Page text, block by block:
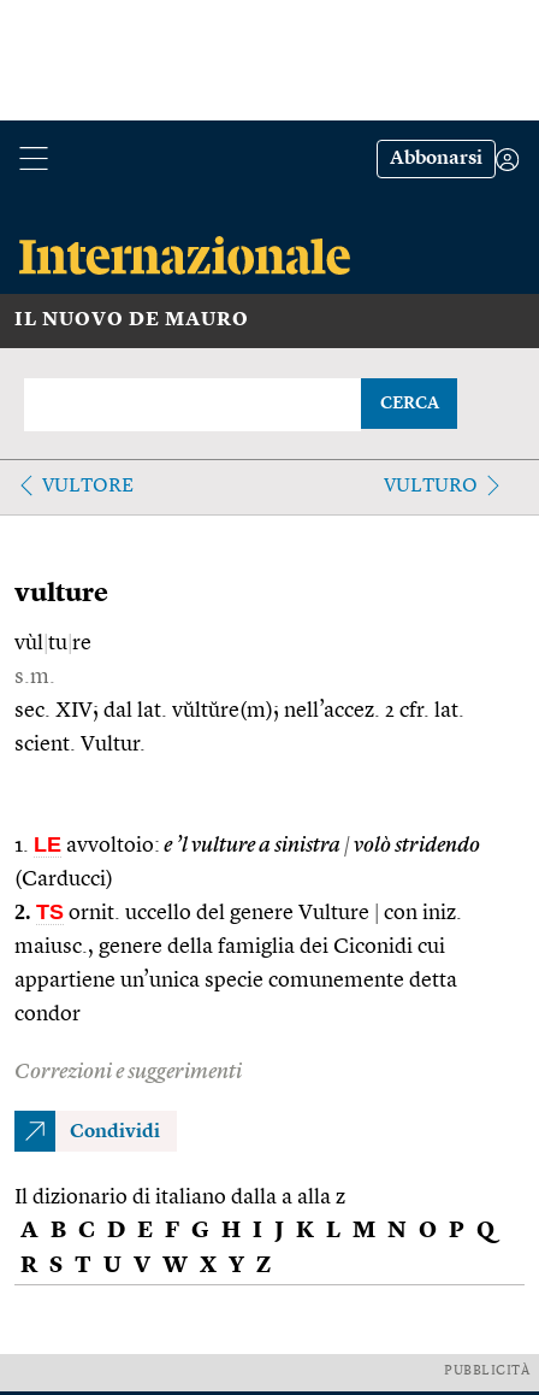
Abbonarsi
IL NUOVO DE MAURO
CERCA
VULTORE VULTURO
vulture
vùl tu re
s.m.
sec. XIV; dal lat. vŭltŭre(m); nell’accez. 2 cfr. lat.
scient. Vultur.
1. LE avvoltoio: e ’l vulture a sinistra |volò stridendo
(Carducci)
2. TS ornit. uccello del genere Vulture
con iniz.
maiusc., genere della famiglia dei Ciconidi cui
appartiene un’unica specie comunemente detta
condor
Correzioni e suggerimenti
Condividi
Il dizionario di italiano dalla a alla z
A B C D E F G H I J K L M N O P Q
R S T U V W X Y Z
PUBBLICITÀ